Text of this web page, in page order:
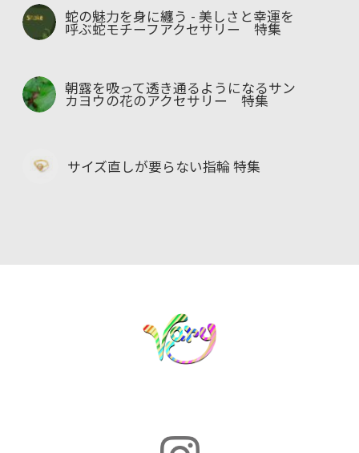
蛇の魅力を身に纏う - 美しさと幸運を
呼ぶ蛇モチーフアクセサリー 特集
朝露を吸って透き通るようになるサン
カヨウの花のアクセサリー 特集
サイズ直しが要らない指輪 特集